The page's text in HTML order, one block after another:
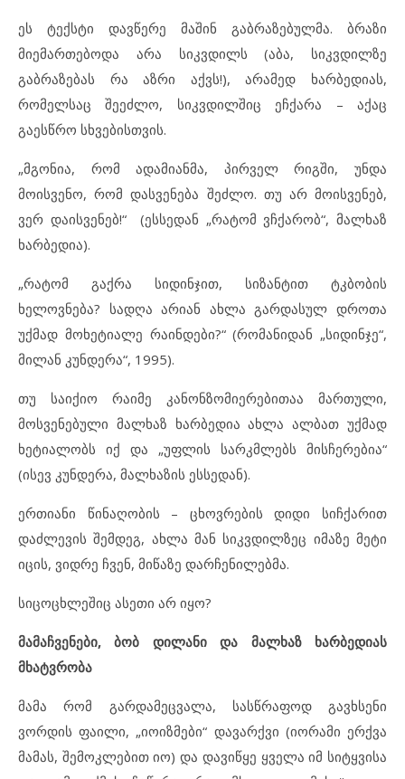
ეს ტექსტი დავწერე მაშინ გაბრაზებულმა. ბრაზი
მიემართებოდა არა სიკვდილს (აბა, სიკვდილზე
გაბრაზებას რა აზრი აქვს!), არამედ ხარბედიას,
რომელსაც შეეძლო, სიკვდილშიც ეჩქარა – აქაც
გაესწრო სხვებისთვის.
„მგონია, რომ ადამიანმა, პირველ რიგში, უნდა
მოისვენო, რომ დასვენება შეძლო. თუ არ მოისვენებ,
ვერ დაისვენებ!“ (ესსედან „რატომ ვჩქარობ“, მალხაზ
ხარბედია).
„რატომ გაქრა სიდინჯით, სიზანტით ტკბობის
ხელოვნება? სადღა არიან ახლა გარდასულ დროთა
უქმად მოხეტიალე რაინდები?“ (რომანიდან „სიდინჯე“,
მილან კუნდერა“, 1995).
თუ საიქიო რაიმე კანონზომიერებითაა მართული,
მოსვენებული მალხაზ ხარბედია ახლა ალბათ უქმად
ხეტიალობს იქ და „უფლის სარკმლებს მისჩერებია“
(ისევ კუნდერა, მალხაზის ესსედან).
ერთიანი წინაღობის – ცხოვრების დიდი სიჩქარით
დაძლევის შემდეგ, ახლა მან სიკვდილზეც იმაზე მეტი
იცის, ვიდრე ჩვენ, მიწაზე დარჩენილებმა.
სიცოცხლეშიც ასეთი არ იყო?
მამაჩვენები, ბობ დილანი და მალხაზ ხარბედიას
მხატვრობა
მამა რომ გარდამეცვალა, სასწრაფოდ გავხსენი
ვორდის ფაილი, „იოიზმები“ დავარქვი (იორამი ერქვა
მამას, შემოკლებით იო) და დავიწყე ყველა იმ სიტყვისა